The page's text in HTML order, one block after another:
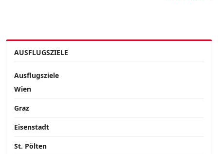
AUSFLUGSZIELE
Ausflugsziele
Wien
Graz
Eisenstadt
St. Pölten